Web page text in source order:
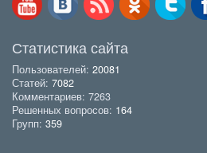
Статистика сайта
Пользователей: 20081
Статей: 7082
Комментариев: 7263
Решенных вопросов: 164
Групп: 359